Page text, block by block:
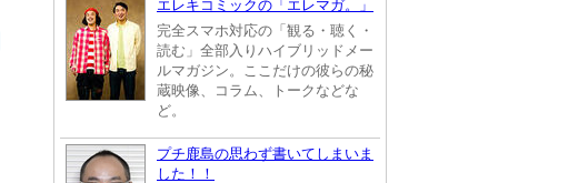
エレキコミックの「エレマガ。」
完全スマホ対応の「観る・聴く・
読む」全部入りハイブリッドメー
ルマガジン。ここだけの彼らの秘
蔵映像、コラム、トークなどな
ど。
プチ鹿島の思わず書いてしまいま
した！！